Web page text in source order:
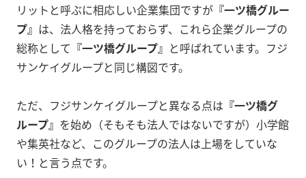
リットと呼ぶに相応しい企業集団ですが 『一ツ橋グルー
プ』 は、法人格を持っておらず、これら企業グループの
総称として 『一ツ橋グループ』 と呼ばれています。フジ
サンケイグループと同じ構図です。
ただ、フジサンケイグループと異なる点は 『一ツ橋グ
ループ』 を始め（そもそも法人ではないですが）小学館
や集英社など、このグループの法人は上場をしていな
い！と言う点です。